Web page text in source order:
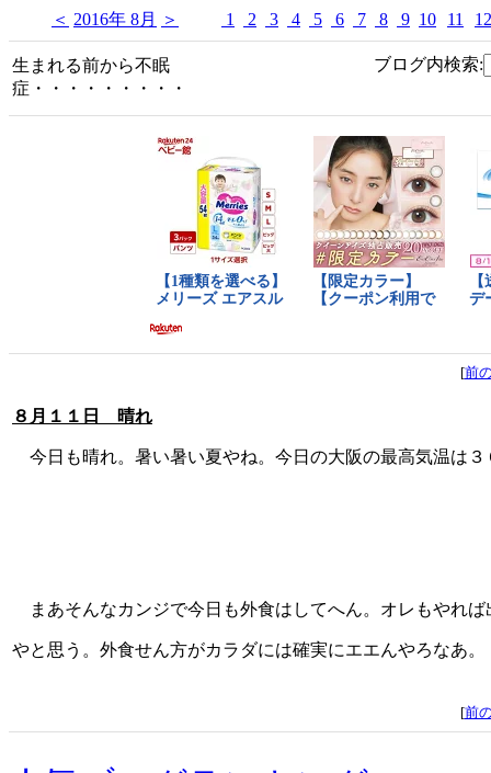
＜ 2016年 8月 ＞ 1 2 3 4 5 6 7 8 9 10 11 12
生まれる前から不眠
症・・・・・・・・・
ブログ内検索:
[前
８月１１日 晴れ
今日も晴れ。暑い暑い夏やね。今日の大阪の最高気温は
まあそんなカンジで今日も外食はしてへん。オレもやれ
やと思う。外食せん方がカラダには確実にエエんやろなあ。
[前